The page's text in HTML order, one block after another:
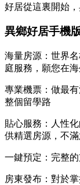
好居從這裏開始
異鄉好居手機
海量房源：世界
庭服務，願您在
專業機票：做最
整個留學路
貼心服務：人性
供精選房源，不
一鍵預定：完整
房東發布：對於